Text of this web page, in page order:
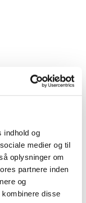
indhold og
medier og til
oplysninger om
partnere inden
og
disse